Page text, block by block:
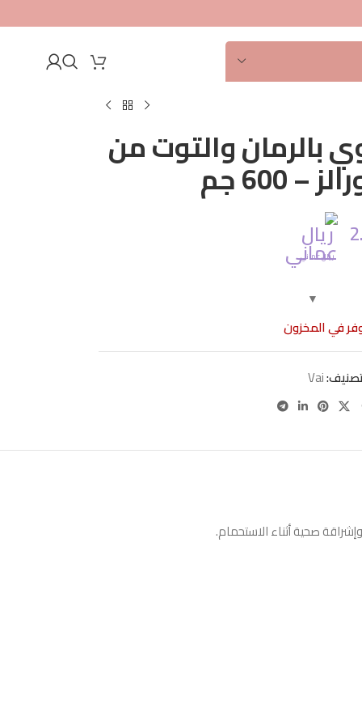
بالرمان والتوت من
600 جم
ريال عماني
في المخزون
Vai
صحية أثناء الاستحمام.